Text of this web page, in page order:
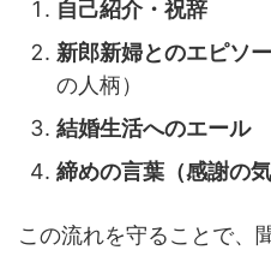
自己紹介・祝辞
新郎新婦とのエピソ
の人柄）
結婚生活へのエール
締めの言葉（感謝の気
この流れを守ることで、